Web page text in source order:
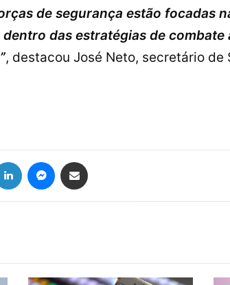
de segurança estão focadas
das estratégias de combate
, destacou José Neto, secretário de
Linkedin Messenger